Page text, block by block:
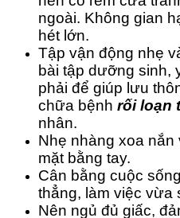
ngoài. Không gian
hét lớn.
Tập vận động nhẹ
bài tập dưỡng sinh,
phải để giúp lưu
chữa bệnh rối loạn
nhân.
Nhẹ nhàng xoa
mặt bằng tay.
Cân bằng cuộc
thẳng, làm việc vừa
Nên ngủ đủ giấc,